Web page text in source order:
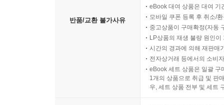
반품/교환 불가사유
eBook 대여 상품은 대여 기
모바일 쿠폰 등록 후 취소/
중고상품이 구매확정(자동
LP상품의 재생 불량 원인
시간의 경과에 의해 재판매
전자상거래 등에서의 소비
eBook 세트 상품은 일괄 구
1개의 상품으로 취급 및 판
우, 세트 상품 전부 및 세트